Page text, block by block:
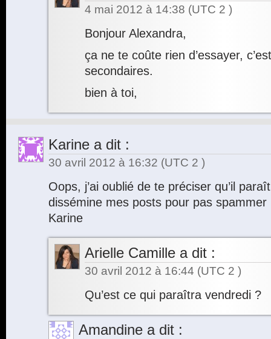
4 mai 2012 à 14:38 (UTC 2 )
Bonjour Alexandra,
ça ne te coûte rien d’essayer,
secondaires.
bien à toi,
Karine a dit :
30 avril 2012 à 16:32 (UTC 2 )
Oops, j’ai oublié de te préciser qu’il
dissémine mes posts pour pas
Karine
Arielle Camille a dit :
30 avril 2012 à 16:44 (UTC 2 )
Qu’est ce qui paraîtra vendredi ?
Amandine a dit :